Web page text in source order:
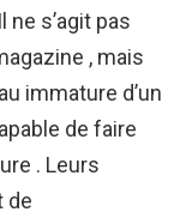
s’agit pas
, mais
immature d’un
de faire
. Leurs
de